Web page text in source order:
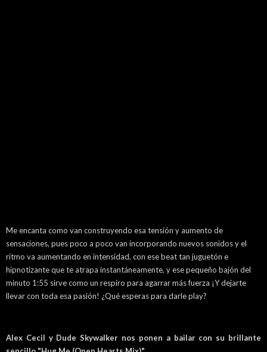
Me encanta como van construyendo esa tensión y aumento de
sensaciones, pues poco a poco van incorporando nuevos sonidos y el
ritmo va aumentando en intensidad, con ese beat tan juguetón e
hipnotizante que te atrapa instantáneamente, y ese pequeño bajón del
minuto 1:55 sirve como un respiro para agarrar más fuerza ¡Y dejarte
llevar con toda esa pasión! ¿Qué esperas para darle play?
Alex Cecil y Dude Skywalker nos ponen a bailar con su brillante